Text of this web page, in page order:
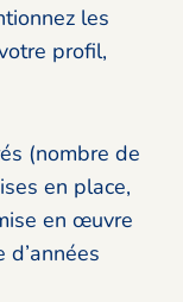
les
profil,
(nombre de
en place,
en œuvre